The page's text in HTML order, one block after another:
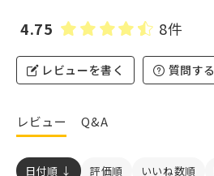
4.75 8件
レビューを書く 質問する
レビュー Q&A
日付順 ↓ 評価順 いいね数順